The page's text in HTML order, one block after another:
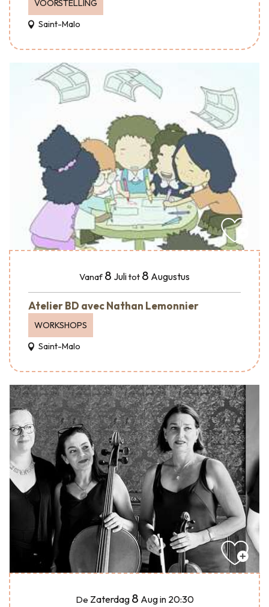
VOORSTELLING
Saint-Malo
Vanaf 8 Julitot 8 Augustus
Atelier BD avec Nathan Lemonnier
WORKSHOPS
Saint-Malo
De Zaterdag 8 Augin 20:30